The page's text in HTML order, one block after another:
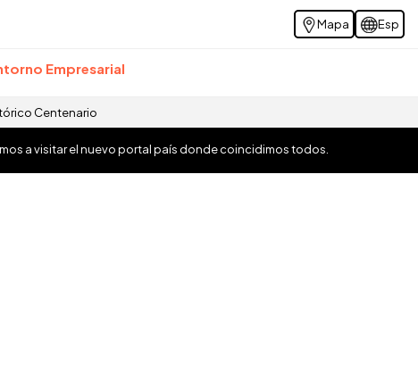
Mapa Esp
Empresarial
Centenario
a visitar el nuevo portal país donde coincidimos todos.